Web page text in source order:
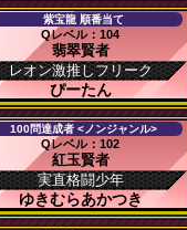
紫宝龍 順番当て
Qレベル：104
翡翠賢者
レオン激推しフリーク
ぴーたん
100問達成者 <ノンジャンル>
Qレベル：102
紅玉賢者
実直格闘少年
ゆきむらあかつき